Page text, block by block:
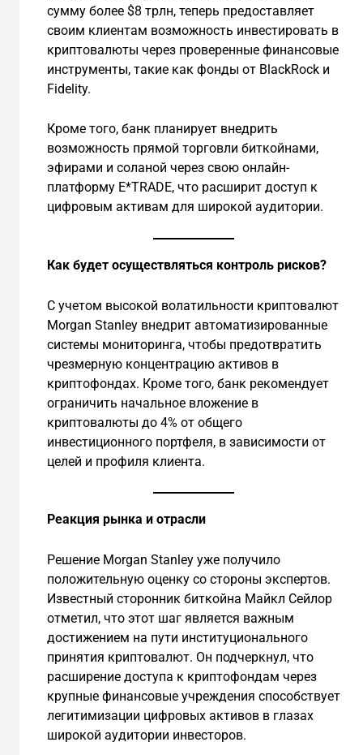
сумму более $8 трлн, теперь предоставляет
своим клиентам возможность инвестировать в
криптовалюты через проверенные финансовые
инструменты, такие как фонды от BlackRock и
Fidelity.
Кроме того, банк планирует внедрить
возможность прямой торговли биткойнами,
эфирами и соланой через свою онлайн-
платформу E*TRADE, что расширит доступ к
цифровым активам для широкой аудитории.
Как будет осуществляться контроль рисков?
С учетом высокой волатильности криптовалют
Morgan Stanley внедрит автоматизированные
системы мониторинга, чтобы предотвратить
чрезмерную концентрацию активов в
криптофондах. Кроме того, банк рекомендует
ограничить начальное вложение в
криптовалюты до 4% от общего
инвестиционного портфеля, в зависимости от
целей и профиля клиента.
Реакция рынка и отрасли
Решение Morgan Stanley уже получило
положительную оценку со стороны экспертов.
Известный сторонник биткойна Майкл Сейлор
отметил, что этот шаг является важным
достижением на пути институционального
принятия криптовалют. Он подчеркнул, что
расширение доступа к криптофондам через
крупные финансовые учреждения способствует
легитимизации цифровых активов в глазах
широкой аудитории инвесторов.